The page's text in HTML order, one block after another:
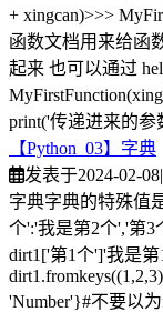
+ xingcan)>>>
函数文档用来给函
起来 也可以通过
print('传递进来的参
【Python_03】字典
发表于2024-02-08|
字典字典的特殊值
个':'我是第2个','第3
dirt1['第1个']'我是第
'Number'}#不要以